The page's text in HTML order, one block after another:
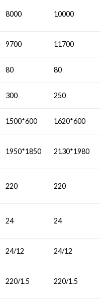
8000 10000
9700 11700
80 80
300 250
1500*600 1620*600
1950*1850 2130*1980
220 220
24 24
24/12 24/12
220/1.5 220/1.5